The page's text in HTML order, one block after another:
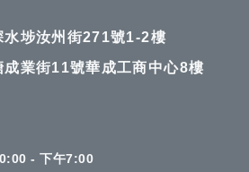
水埗汝州街271號1-2樓
業街11號華成工商中心8樓
- 下午7:00